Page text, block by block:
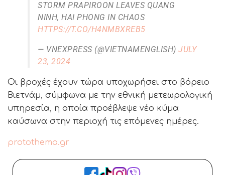
STORM PRAPIROON LEAVES QUANG
NINH, HAI PHONG IN CHAOS
HTTPS://T.CO/H4NMBXREB5
— VNEXPRESS (@VIETNAMENGLISH) JULY
23, 2024
Οι βροχές έχουν τώρα υποχωρήσει στο βόρειο
Βιετνάμ, σύμφωνα με την εθνική μετεωρολογική
υπηρεσία, η οποία προέβλεψε νέο κύμα
καύσωνα στην περιοχή τις επόμενες ημέρες.
protothema.gr